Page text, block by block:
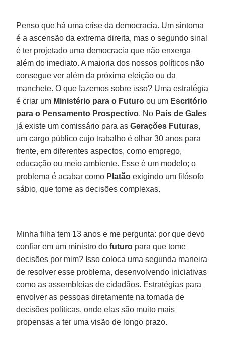
Penso que há uma crise da democracia. Um sintoma
é a ascensão da extrema direita, mas o segundo sinal
é ter projetado uma democracia que não enxerga
além do imediato. A maioria dos nossos políticos não
consegue ver além da próxima eleição ou da
manchete. O que fazemos sobre isso? Uma estratégia
é criar um Ministério para o Futuro ou um Escritório
para o Pensamento Prospectivo. No País de Gales
já existe um comissário para asGerações Futuras,
um cargo público cujo trabalho é olhar 30 anos para
frente, em diferentes aspectos, como emprego,
educação ou meio ambiente. Esse é um modelo; o
problema é acabar como Platão exigindo um filósofo
sábio, que tome as decisões complexas.
Minha filha tem 13 anos e me pergunta: por que devo
confiar em um ministro dofuturo para que tome
decisões por mim? Isso coloca uma segunda maneira
de resolver esse problema, desenvolvendo iniciativas
como as assembleias de cidadãos. Estratégias para
envolver as pessoas diretamente na tomada de
decisões políticas, onde elas são muito mais
propensas a ter uma visão de longo prazo.